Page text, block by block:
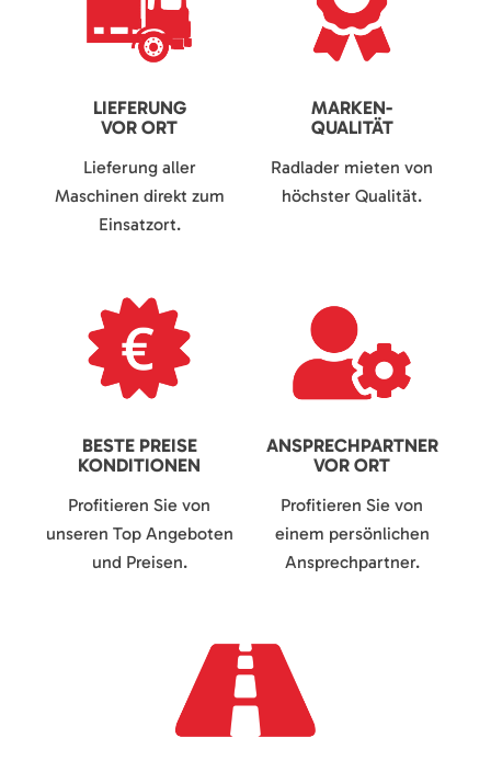
LIEFERUNG
VOR ORT
Lieferung aller
Maschinen direkt zum
Einsatzort.
MARKEN-
QUALITÄT
Radlader mieten von
höchster Qualität.
BESTE PREISE
KONDITIONEN
Profitieren Sie von
unseren Top Angeboten
und Preisen.
ANSPRECHPARTNER
VOR ORT
Profitieren Sie von
einem persönlichen
Ansprechpartner.